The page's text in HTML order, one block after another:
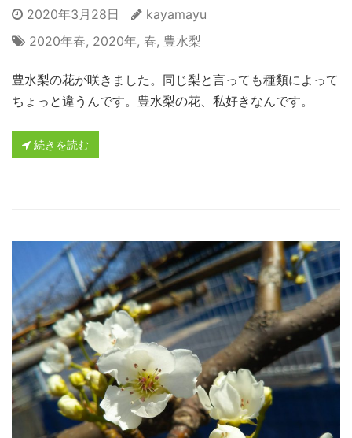
2020年3月28日
kayamayu
2020年春, 2020年, 春, 豊水梨
豊水梨の花が咲きました。同じ梨と言っても種類によって
ちょっと違うんです。豊水梨の花、私好きなんです。
続きを読む